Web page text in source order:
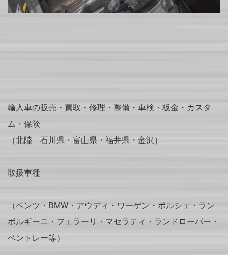
輸入車の販売・買取・修理・整備・車検・板金・カスタ
ム・保険
（北陸 石川県・富山県・福井県・金沢）
取扱車種
（ベンツ・BMW・アウディ・ワーゲン・ポルシェ・ラン
ボルギーニ・フェラーリ・マセラティ・ランドローバー・
ベントレー等）